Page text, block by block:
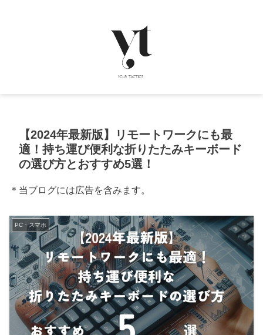
【2024年最新版】リモートワークにも最
適！持ち運び便利な折りたたみキーボード
の選び方とおすすめ5選！
＊当ブログには広告を含みます。
PC・スマホ